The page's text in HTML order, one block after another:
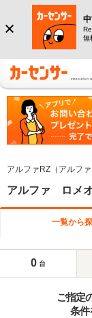
無
アルファRZ（アルフ
アルファ ロメ
一覧から
0 台
ご指定
条件